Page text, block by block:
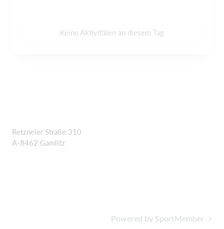
Keine Aktivitäten an diesem Tag
Retzneier Straße 310
A-8462 Gamlitz
Powered by SportMember